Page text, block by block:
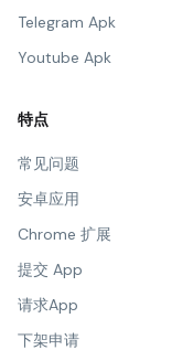
Telegram Apk
Youtube Apk
特点
常见问题
安卓应用
Chrome 扩展
提交 App
请求App
下架申请